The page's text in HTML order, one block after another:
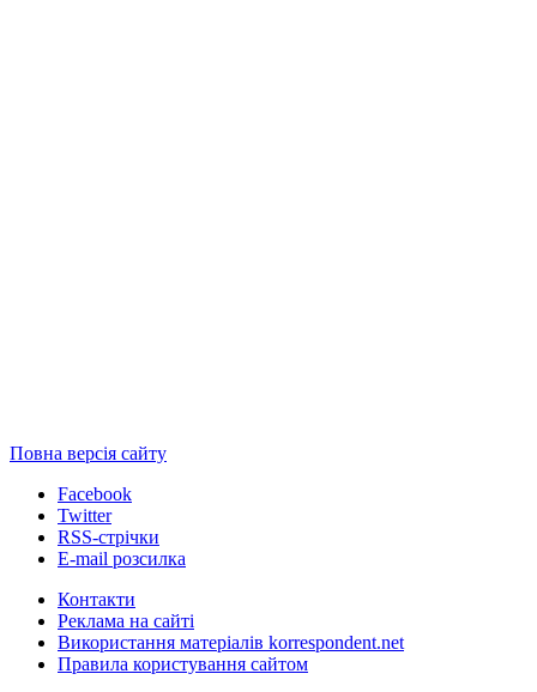
Повна версія сайту
Facebook
Twitter
RSS-стрічки
E-mail розсилка
Контакти
Реклама на сайті
Використання матеріалів korrespondent.net
Правила користування сайтом